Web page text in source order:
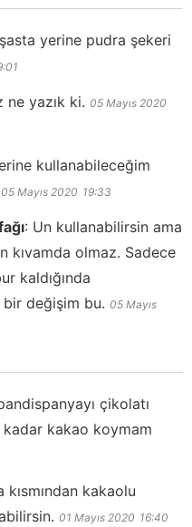
yerine pudra şekeri
ne yazık ki. 05 Mayıs 2020
kullanabileceğim
05 Mayıs 2020 19:33
: Un kullanabilirsin ama
kıvamda olmaz. Sadece
kaldığında
değişim bu. 05 Mayıs
çikolatı
kakao koymam
kısmından kakaolu
01 Mayıs 2020 16:40